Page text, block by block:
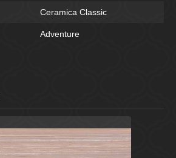
Ceramica Classic
Adventure